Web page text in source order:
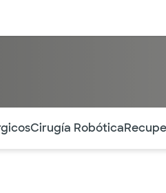
Cirugía Robótica